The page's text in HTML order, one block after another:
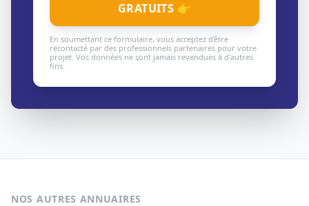
GRATUITS 👉
En soumettant ce formulaire, vous acceptez d'être
recontacté par des professionnels partenaires pour votre
projet. Vos données ne sont jamais revendues à d'autres
fins.
NOS AUTRES ANNUAIRES